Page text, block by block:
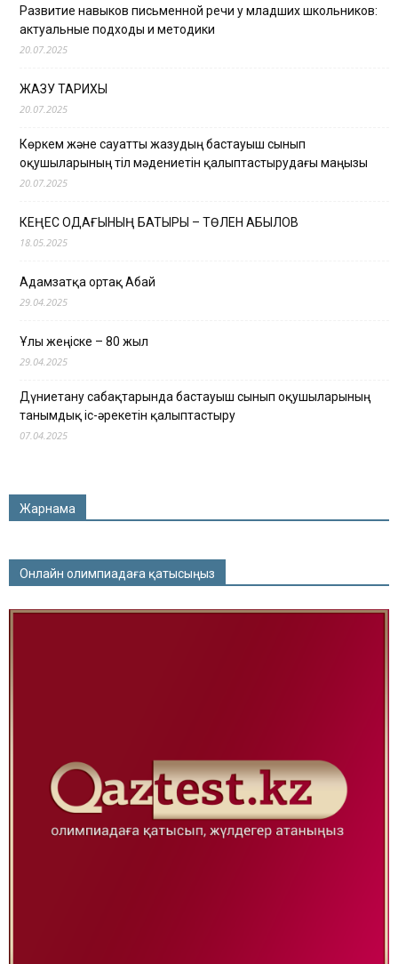
Развитие навыков письменной речи у младших школьников:
актуальные подходы и методики
20.07.2025
ЖАЗУ ТАРИХЫ
20.07.2025
Көркем және сауатты жазудың бастауыш сынып
оқушыларының тіл мәдениетін қалыптастырудағы маңызы
20.07.2025
КЕҢЕС ОДАҒЫНЫҢ БАТЫРЫ – ТӨЛЕН ҚАБЫЛОВ
18.05.2025
Адамзатқа ортақ Абай
29.04.2025
Ұлы жеңіске – 80 жыл
29.04.2025
Дүниетану сабақтарында бастауыш сынып оқушыларының
танымдық іс-әрекетін қалыптастыру
07.04.2025
Жарнама
Онлайн олимпиадаға қатысыңыз